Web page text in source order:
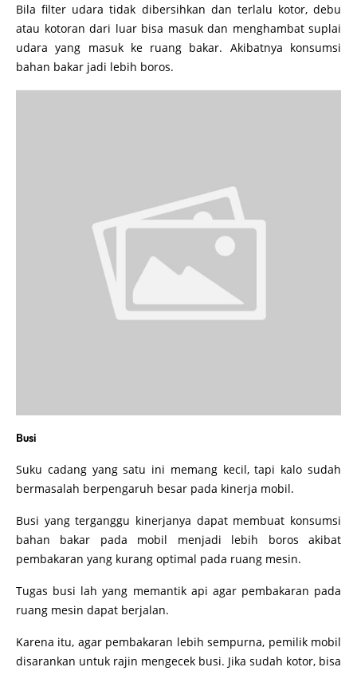
Bila filter udara tidak dibersihkan dan terlalu kotor, debu
atau kotoran dari luar bisa masuk dan menghambat suplai
udara yang masuk ke ruang bakar. Akibatnya konsumsi
bahan bakar jadi lebih boros.
Busi
Suku cadang yang satu ini memang kecil, tapi kalo sudah
bermasalah berpengaruh besar pada kinerja mobil.
Busi yang terganggu kinerjanya dapat membuat konsumsi
bahan bakar pada mobil menjadi lebih boros akibat
pembakaran yang kurang optimal pada ruang mesin.
Tugas busi lah yang memantik api agar pembakaran pada
ruang mesin dapat berjalan.
Karena itu, agar pembakaran lebih sempurna, pemilik mobil
disarankan untuk rajin mengecek busi. Jika sudah kotor, bisa